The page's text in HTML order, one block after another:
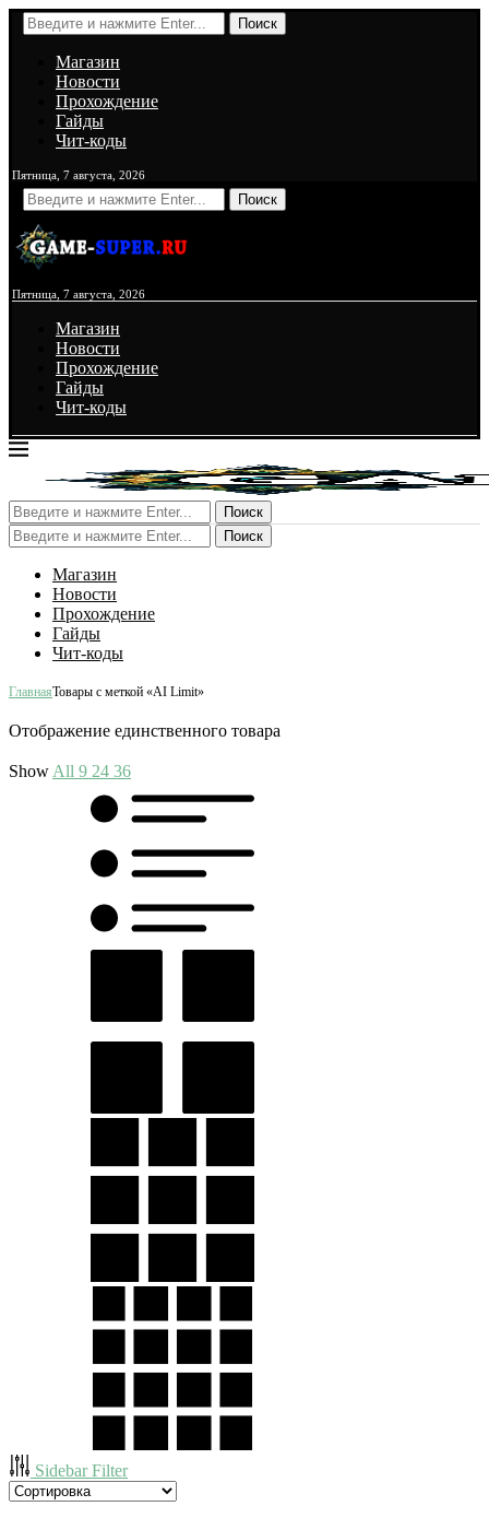
Поиск
Магазин
Новости
Прохождение
Гайды
Чит-коды
Пятница, 7 августа, 2026
Поиск
Пятница, 7 августа, 2026
Магазин
Новости
Прохождение
Гайды
Чит-коды
Поиск
Поиск
Магазин
Новости
Прохождение
Гайды
Чит-коды
ГлавнаяТовары с меткой «AI Limit»
Отображение единственного товара
Show All 9 24 36
Sidebar Filter